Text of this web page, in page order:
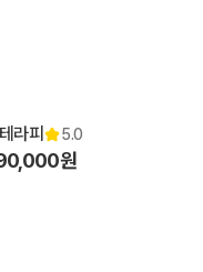
라피 5.0
원